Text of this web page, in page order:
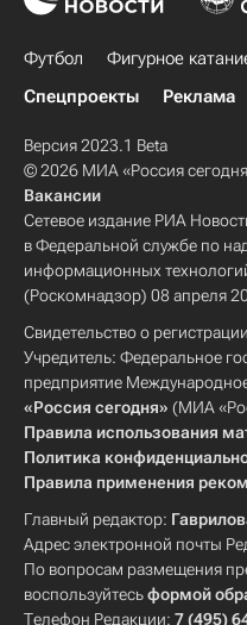
Футбол Фигурное
Спецпроекты
Реклама
Версия 2023.1 Beta
© 2026 МИА «Россия
Вакансии
Сетевое издание РИА
в Федеральной службе по
информационных
(Роскомнадзор) 08 апреля
Свидетельство о
Учредитель: Федеральное
предприятие
«Россия сегодня» (МИА
Правила использования
Политика
Правила применения
Главный редактор:
Адрес электронной почты
По вопросам размещения
воспользуйтесьформой
Телефон Редакции: 7 (495)